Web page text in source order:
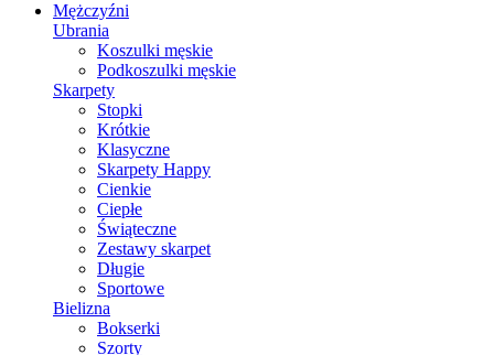
Mężczyźni
Ubrania
Koszulki męskie
Podkoszulki męskie
Skarpety
Stopki
Krótkie
Klasyczne
Skarpety Happy
Cienkie
Ciepłe
Świąteczne
Zestawy skarpet
Długie
Sportowe
Bielizna
Bokserki
Szorty